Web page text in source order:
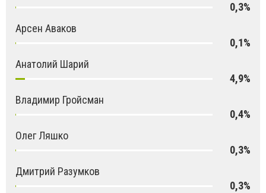
0,3%
Арсен Аваков
0,1%
Анатолий Шарий
4,9%
Владимир Гройсман
0,4%
Олег Ляшко
0,3%
Дмитрий Разумков
0,3%